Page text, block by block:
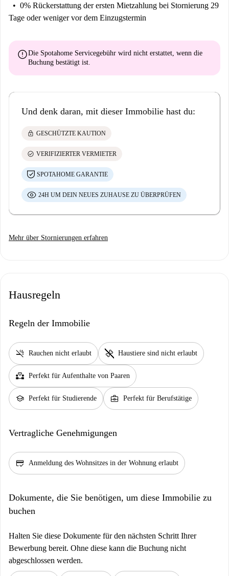
0% Rückerstattung der ersten Mietzahlung bei Stornierung 29
Tage oder weniger vor dem Einzugstermin
errorDie Spotahome Servicegebühr wird nicht erstattet, wenn die
Buchung bestätigt ist.
Und denk daran, mit dieser Immobilie hast du:
lock GESCHÜTZTE KAUTION
check_circle VERIFIZIERTER VERMIETER
SPOTAHOME GARANTIE
24H UM DEIN NEUES ZUHAUSE ZU ÜBERPRÜFEN
Mehr über Stornierungen erfahren
Hausregeln
Regeln der Immobilie
smoke_free Rauchen nicht erlaubt pet_supplies Haustiere sind nicht erlaubt
partner_heart Perfekt für Aufenthalte von Paaren
school Perfekt für Studierende business_center Perfekt für Berufstätige
Vertragliche Genehmigungen
credit_score Anmeldung des Wohnsitzes in der Wohnung erlaubt
Dokumente, die Sie benötigen, um diese Immobilie zu
buchen
Halten Sie diese Dokumente für den nächsten Schritt Ihrer
Bewerbung bereit. Ohne diese kann die Buchung nicht
abgeschlossen werden.